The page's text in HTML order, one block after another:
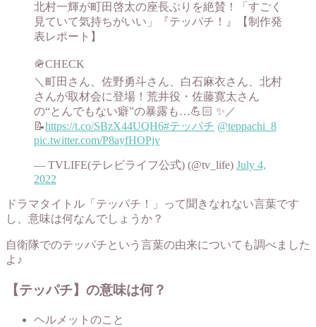
北村一輝が町田啓太の座長ぶりを絶賛！「すごく
見ていて気持ちがいい」『テッパチ！』【制作発
表レポート】
🪖CHECK
＼町田さん、佐野勇斗さん、白石麻衣さん、北村
さんが取材会に登場！荒井役・佐藤寛太さん
の“とんでもない癖”の暴露も…💪🏻 ✨／
📝https://t.co/SBzX44UQH6#テッパチ @teppachi_8
pic.twitter.com/P8ayfHOPjv
— TVLIFE(テレビライフ公式) (@tv_life) July 4,
2022
ドラマタイトル「テッパチ！」って聞きなれない言葉です
し、意味は何なんでしょうか？
自衛隊でのテッパチという言葉の由来についても調べました
よ♪
【テッパチ】の意味は何？
ヘルメットのこと